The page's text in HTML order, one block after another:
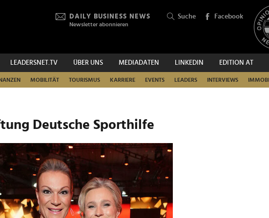
DAILY BUSINESS NEWS
Newsletter abonnieren
Suche Facebook
LEADERSNET.TV ÜBER UNS MEDIADATEN LINKEDIN EDITION AT
MOBILITÄT TOURISMUS KARRIERE EVENTS LEADERS INTERVIEWS
SUCHEN
Deutsche Sporthilfe